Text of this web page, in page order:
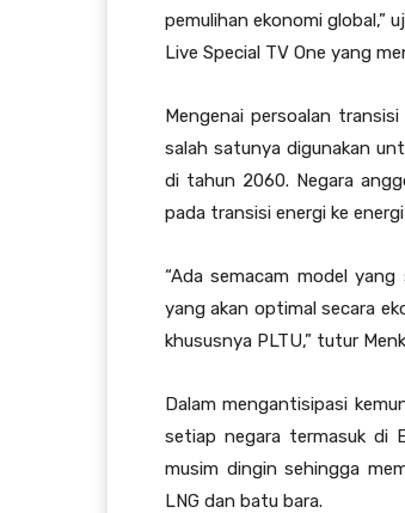
pemulihan ekonomi global,”
Live Special TV One yang
Mengenai persoalan
salah satunya digunakan
di tahun 2060. Negara
pada transisi energi ke
“Ada semacam model
yang akan optimal secara
khususnya PLTU,” tutur
Dalam mengantisipasi
setiap negara termasuk di
musim dingin sehingga
LNG dan batu bara.